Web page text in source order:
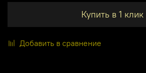
Купить в 1 клик
Добавить в сравнение